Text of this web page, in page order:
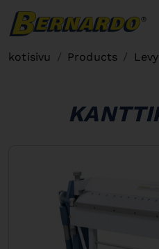
kotisivu Products